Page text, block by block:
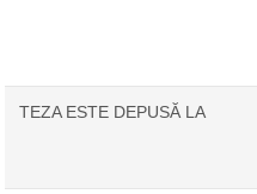
TEZA ESTE DEPUSĂ LA